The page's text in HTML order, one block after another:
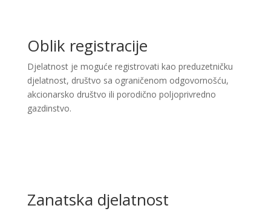
Oblik registracije
Djelatnost je moguće registrovati kao preduzetničku
djelatnost, društvo sa ograničenom odgovornošću,
akcionarsko društvo ili porodično poljoprivredno
gazdinstvo.
Zanatska djelatnost